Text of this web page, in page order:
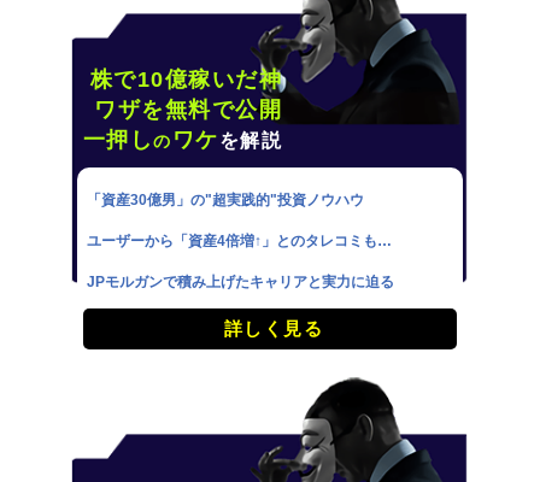
株で10億稼いだ神
ワザを無料で公開
一押しの ワケを解説
「資産30億男」の"超実践的"投資ノウハウ
ユーザーから「資産4倍増↑」とのタレコミも…
JPモルガンで積み上げたキャリアと実力に迫る
詳しく見る